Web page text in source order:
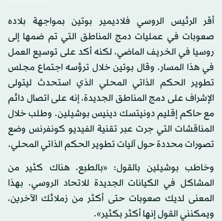
أقر الرئيس الروسي فلاديمير بوتين بمواجهة بلاده
صعوبات في عمليات دمج المناطق التي تم ضمها إلى
روسيا في الخريف الماضي، لكنه أكد على توسيع العمل
في هذا المسار. وقال بوتين خلال ترؤسه اجتماع مجلس
تطوير الحكم الذاتي المحلي الذي استحدث ليتولى
الإشراف على دمج المناطق الجديدة، إنه على اتصال دائم
مع حاكم إقليم دونيتسك دينيس بوشيلين. وطلب خلال
المناقشات التي جرت عبر تقنية الفيديو كونفرنس وضع
تصورات محددة حول آليات تطوير الحكم الذاتي المحلي.
وخاطب بوشيلين بالقول: «بالطبع، هناك كثير من
المشاكل في الكيانات الجديدة للاتحاد الروسي. بهذا
المعنى لديك صعوبات حتى أكثر من زملائك الآخرين،
ويمكنني القول إنها أكثر بكثير».